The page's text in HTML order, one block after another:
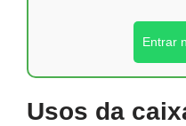
Entrar
Usos da